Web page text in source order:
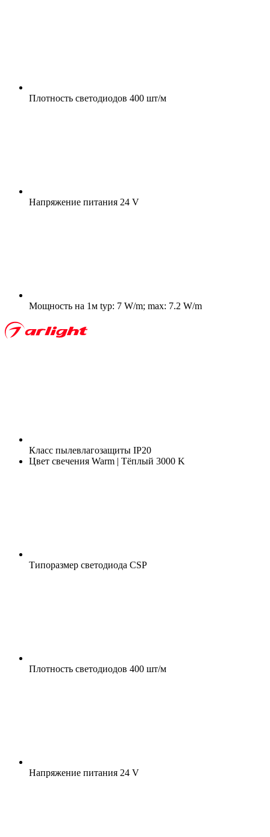
Плотность светодиодов 400 шт/м
Напряжение питания 24 V
Мощность на 1м typ: 7 W/m; max: 7.2 W/m
Класс пылевлагозащиты IP20
Цвет свечения Warm | Тёплый 3000 K
Типоразмер светодиода CSP
Плотность светодиодов 400 шт/м
Напряжение питания 24 V